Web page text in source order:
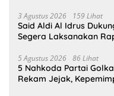
3 Agustus 2026 159 Lihat
Said Aldi Al Idrus
Segera Laksanakan
5 Agustus 2026 86 Lihat
5 Nahkoda Partai
Rekam Jejak,